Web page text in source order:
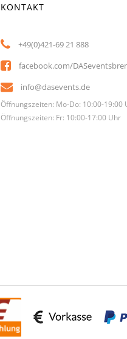
KONTAKT
+49(0)421-69 21 888
facebook.com/
info@dasevents.de
Öffnungszeiten: Mo-Do: 10:00-19:00
Öffnungszeiten: Fr: 10:00-17:00 Uhr